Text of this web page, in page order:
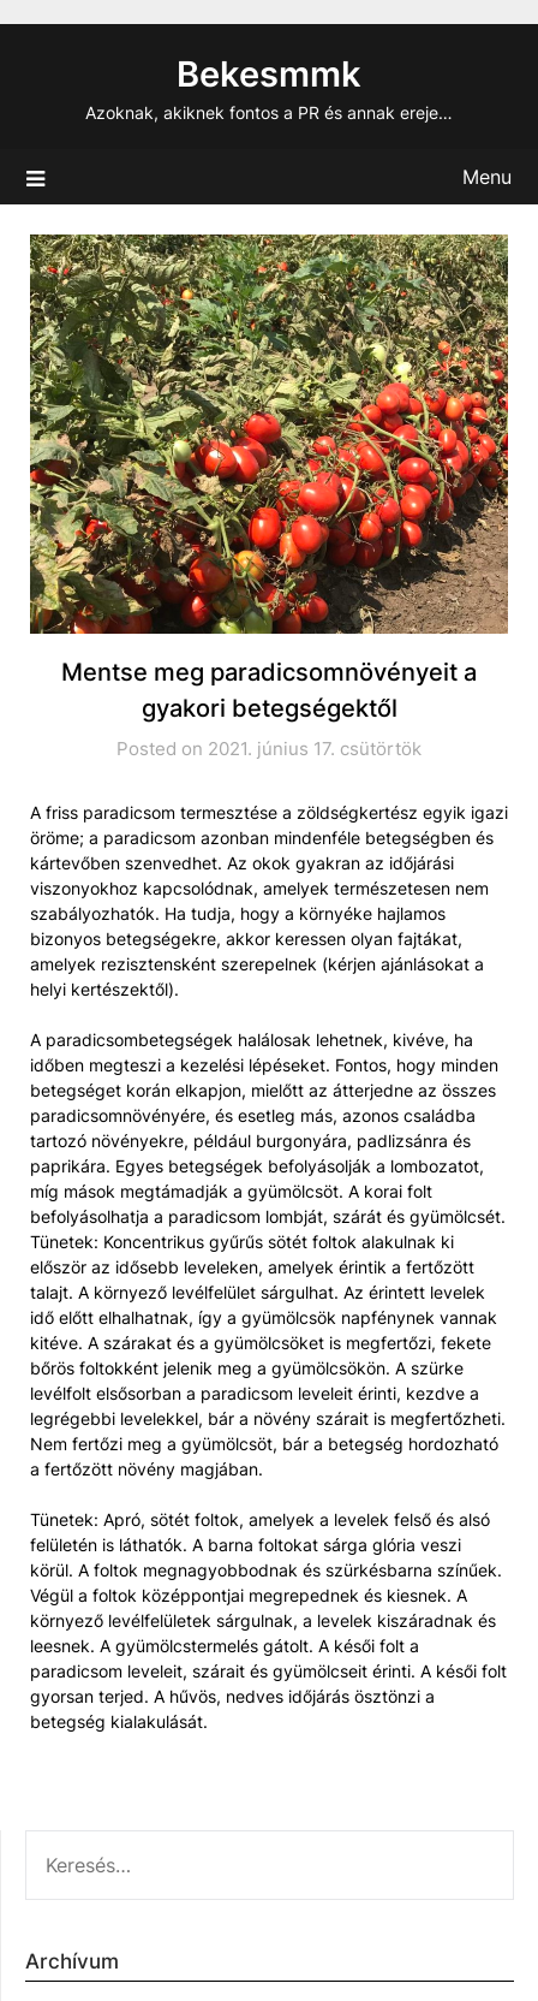
Bekesmmk
Azoknak, akiknek fontos a PR és annak ereje…
Menu
Mentse meg paradicsomnövényeit a
gyakori betegségektől
Posted on 2021. június 17. csütörtök
A friss paradicsom termesztése a zöldségkertész egyik igazi
öröme; a paradicsom azonban mindenféle betegségben és
kártevőben szenvedhet. Az okok gyakran az időjárási
viszonyokhoz kapcsolódnak, amelyek természetesen nem
szabályozhatók. Ha tudja, hogy a környéke hajlamos
bizonyos betegségekre, akkor keressen olyan fajtákat,
amelyek rezisztensként szerepelnek (kérjen ajánlásokat a
helyi kertészektől).
A paradicsombetegségek halálosak lehetnek, kivéve, ha
időben megteszi a kezelési lépéseket. Fontos, hogy minden
betegséget korán elkapjon, mielőtt az átterjedne az összes
paradicsomnövényére, és esetleg más, azonos családba
tartozó növényekre, például burgonyára, padlizsánra és
paprikára. Egyes betegségek befolyásolják a lombozatot,
míg mások megtámadják a gyümölcsöt. A korai folt
befolyásolhatja a paradicsom lombját, szárát és gyümölcsét.
Tünetek: Koncentrikus gyűrűs sötét foltok alakulnak ki
először az idősebb leveleken, amelyek érintik a fertőzött
talajt. A környező levélfelület sárgulhat. Az érintett levelek
idő előtt elhalhatnak, így a gyümölcsök napfénynek vannak
kitéve. A szárakat és a gyümölcsöket is megfertőzi, fekete
bőrös foltokként jelenik meg a gyümölcsökön. A szürke
levélfolt elsősorban a paradicsom leveleit érinti, kezdve a
legrégebbi levelekkel, bár a növény szárait is megfertőzheti.
Nem fertőzi meg a gyümölcsöt, bár a betegség hordozható
a fertőzött növény magjában.
Tünetek: Apró, sötét foltok, amelyek a levelek felső és alsó
felületén is láthatók. A barna foltokat sárga glória veszi
körül. A foltok megnagyobbodnak és szürkésbarna színűek.
Végül a foltok középpontjai megrepednek és kiesnek. A
környező levélfelületek sárgulnak, a levelek kiszáradnak és
leesnek. A gyümölcstermelés gátolt. A késői folt a
paradicsom leveleit, szárait és gyümölcseit érinti. A késői folt
gyorsan terjed. A hűvös, nedves időjárás ösztönzi a
betegség kialakulását.
Archívum